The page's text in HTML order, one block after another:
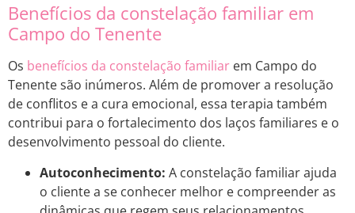
Benefícios da constelação familiar em
Campo do Tenente
Os benefícios da constelação familiar em Campo do
Tenente são inúmeros. Além de promover a resolução
de conflitos e a cura emocional, essa terapia também
contribui para o fortalecimento dos laços familiares e o
desenvolvimento pessoal do cliente.
Autoconhecimento: A constelação familiar ajuda
o cliente a se conhecer melhor e compreender as